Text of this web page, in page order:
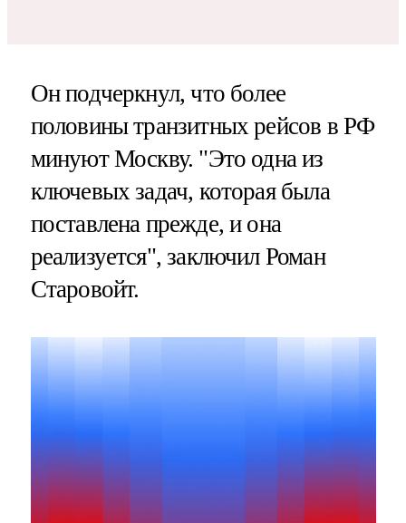
Он подчеркнул, что более
половины транзитных рейсов в РФ
минуют Москву. "Это одна из
ключевых задач, которая была
поставлена прежде, и она
реализуется", заключил Роман
Старовойт.